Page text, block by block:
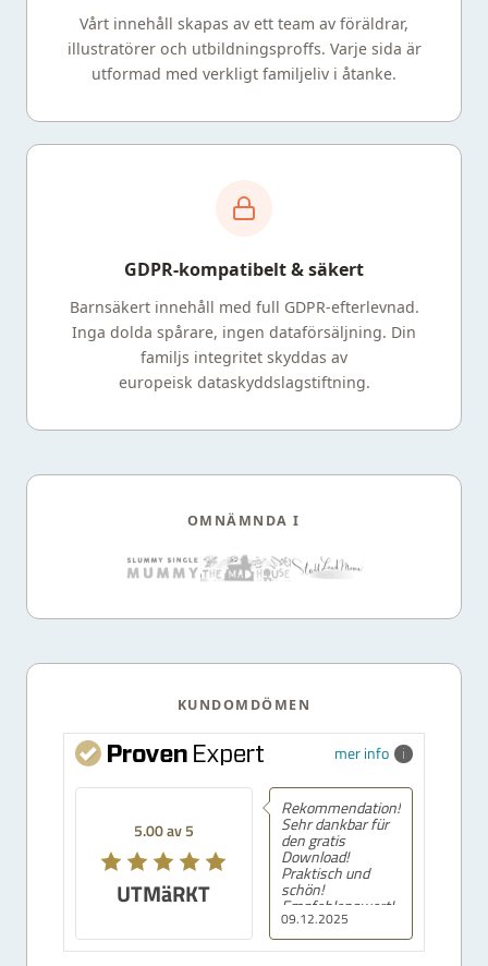
Vårt innehåll skapas av ett team av föräldrar,
illustratörer och utbildningsproffs. Varje sida är
utformad med verkligt familjeliv i åtanke.
GDPR-kompatibelt & säkert
Barnsäkert innehåll med full GDPR-efterlevnad.
Inga dolda spårare, ingen dataförsäljning. Din
familjs integritet skyddas av
europeisk dataskyddslagstiftning.
OMNÄMNDA I
KUNDOMDÖMEN
mer info
5.00 av 5
UTMäRKT
09.12.2025
Rekommendation!
Sehr dankbar für
den gratis
Download!
Praktisch und
schön!
Empfehlenswert!